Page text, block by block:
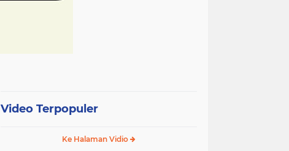
Video Terpopuler
Ke Halaman Vidio